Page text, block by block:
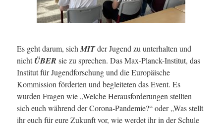
Es geht darum, sich MITder Jugend zu unterhalten und
nichtÜBER sie zu sprechen. Das Max-Planck-Institut, das
Institut für Jugendforschung und die Europäische
Kommission förderten und begleiteten das Event. Es
wurden Fragen wie „Welche Herausforderungen stellten
sich euch während der Corona-Pandemie?“ oder „Was stellt
ihr euch für eure Zukunft vor, wie werdet ihr in der Schule